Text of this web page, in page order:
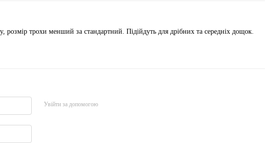
розмір трохи менший за стандартний. Підійдуть для дрібних та середніх дощок.
Увійти за допомогою